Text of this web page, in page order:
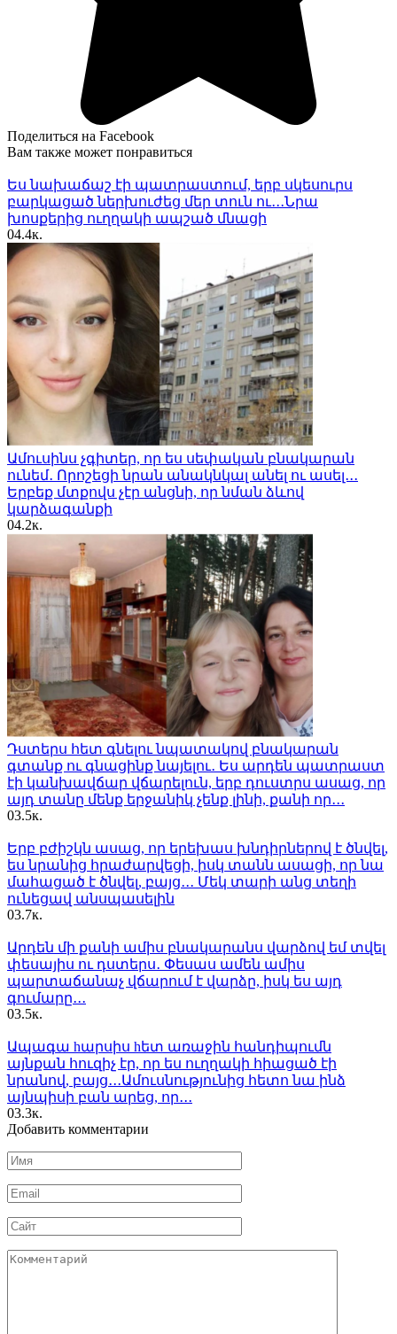
Поделиться на Facebook
Вам также может понравиться
Ես նախաճաշ էի պատրաստում, երբ սկեսուրս
բարկացած ներխուժեց մեր տուն ու․․․Նրա
խոսքերից ուղղակի ապշած մնացի
04.4к.
Ամուսինս չգիտեր, որ ես սեփական բնակարան
ունեմ․ Որոշեցի նրան անակնկալ անել ու ասել․․․
Երբեք մտքովս չէր անցնի, որ նման ձևով
կարձագանքի
04.2к.
Դստերս հետ գնելու նպատակով բնակարան
գտանք ու գնացինք նայելու․ Ես արդեն պատրաստ
էի կանխավճար վճարելուն, երբ դուստրս ասաց, որ
այդ տանը մենք երջանիկ չենք լինի, քանի որ․․․
03.5к.
Երբ բժիշկն ասաց, որ երեխաս խնդիրներով է ծնվել,
ես նրանից հրաժարվեցի, իսկ տանն ասացի, որ նա
մահացած է ծնվել, բայց․․․ Մեկ տարի անց տեղի
ունեցավ անսպասելին
03.7к.
Արդեն մի քանի ամիս բնակարանս վարձով եմ տվել
փեսայիս ու դստերս․ Փեսաս ամեն ամիս
պարտաճանաչ վճարում է վարձը, իսկ ես այդ
գումարը․․․
03.5к.
Ապագա hարսիս hետ առաջին հանդիպումն
այնքան հուզիչ էր, որ ես ուղղակի հիացած էի
նրանով, բայց․․․Ամուսնությունից հետո նա ինձ
այնպիսի բան արեց, որ․․․
03.3к.
Добавить комментарии
Имя
*
Email
*
Сайт
Комментарий